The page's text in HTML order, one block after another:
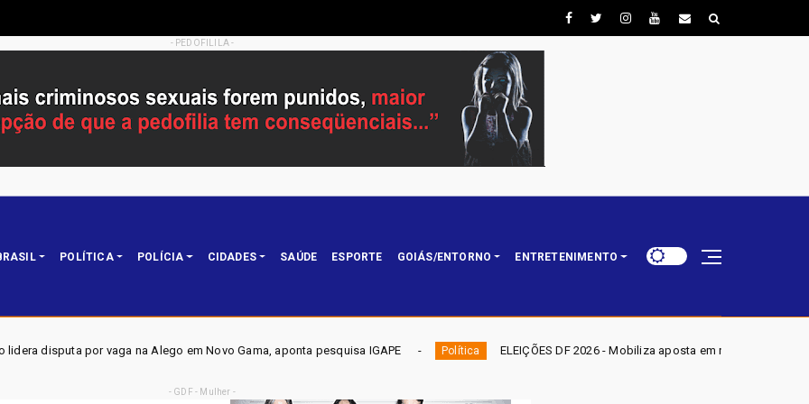
- PEDOFILILA -
POLÍTICA POLÍCIA CIDADES SAÚDE ESPORTE GOIÁS/ENTORNO ENTRETENIMENTO
em Novo Gama, aponta pesquisa IGAPE Política ELEIÇÕES DF 2026 - Mobiliza aposta em nominata completa e mira eleger três
- GDF - Mulher -